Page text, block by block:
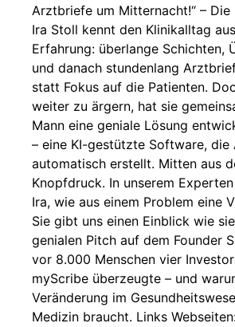
Arztbriefe um Mitternacht!“ – Die
Ira Stoll kennt den Klinikalltag
Erfahrung: überlange Schichten,
und danach stundenlang
statt Fokus auf die Patienten.
weiter zu ärgern, hat sie
Mann eine geniale Lösung
– eine KI-gestützte Software,
automatisch erstellt. Mitten aus
Knopfdruck. In unserem
Ira, wie aus einem Problem eine
Sie gibt uns einen Einblick wie
genialen Pitch auf dem Founder
vor 8.000 Menschen vier
myScribe überzeugte – und
Veränderung im
Medizin braucht. Links